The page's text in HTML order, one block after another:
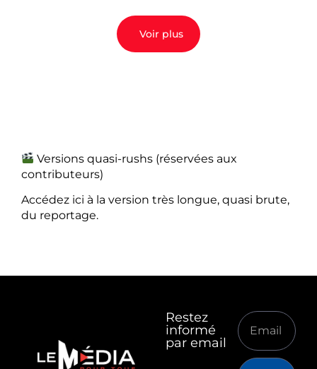
Voir plus
Versions quasi-rushs (réservées aux
contributeurs)
Accédez ici à la version très longue, quasi brute,
du reportage.
Restez
informé
par email